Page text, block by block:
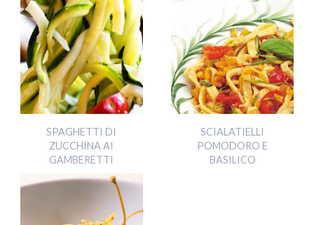
SPAGHETTI DI
ZUCCHINA AI
GAMBERETTI
SCIALATIELLI
POMODORO E
BASILICO